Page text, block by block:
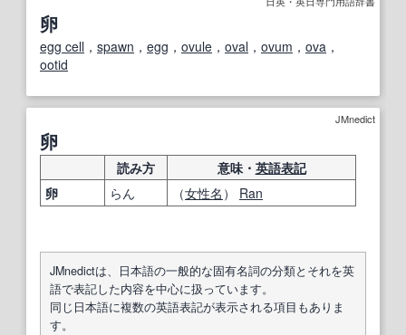
卵
egg cell ， spawn ， egg ， ovule ， oval ， ovum ， ova ，
ootid
JMnedict
卵
読み方 意味・ 英語表記
卵
らん （女性名 ） Ran
JMnedictは、日本語の一般的な固有名詞の分類とそれを英
語で表記した内容を中心に扱っています。
同じ日本語に複数の英語表記が表示される項目もありま
す。